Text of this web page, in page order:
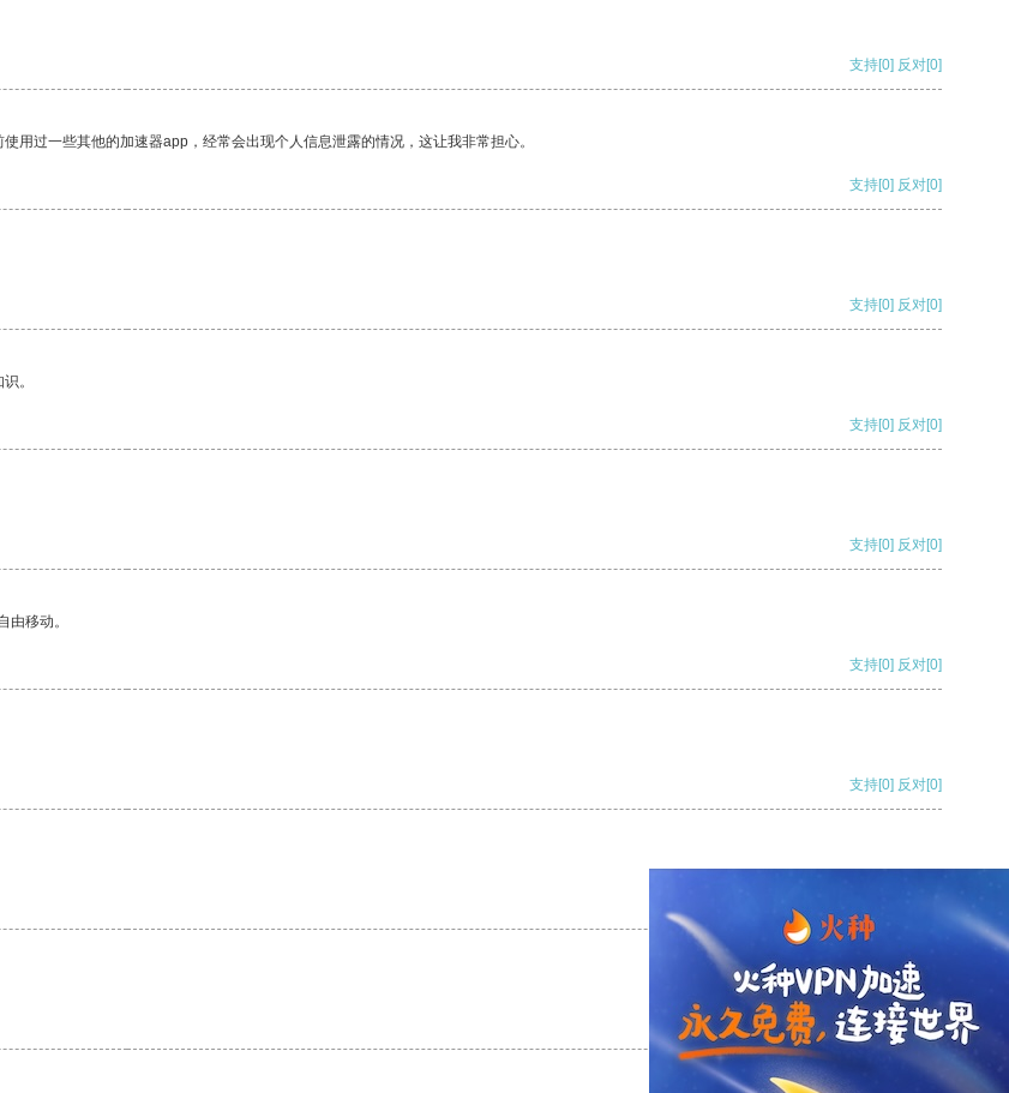
支持[0] 反对[0]
过一些其他的加速器app，经常会出现个人信息泄露的情况，这让我非常担心。
支持[0] 反对[0]
支持[0] 反对[0]
。
支持[0] 反对[0]
支持[0] 反对[0]
移动。
支持[0] 反对[0]
支持[0] 反对[0]
支持 [0] 反对[0]